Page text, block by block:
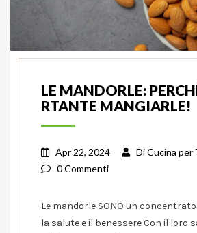
LE MANDORLE:
RTANTE MANGIARLE!
Apr 22, 2024 DiCucina per
0 Commenti
Le mandorle SONO un
la salute e il benessere Con il loro